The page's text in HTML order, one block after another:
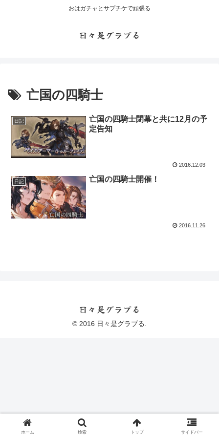
おはガチャとサプチケで頑張る
日々是グラブる
亡国の四騎士
日記
亡国の四騎士閉幕と共に12月の予
定告知
2016.12.03
日記 亡国の四騎士開催！
2016.11.26
日々是グラブる
© 2016 日々是グラブる.
ホーム 検索 トップ サイドバー